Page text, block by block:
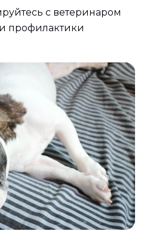
с ветеринаром
профилактики